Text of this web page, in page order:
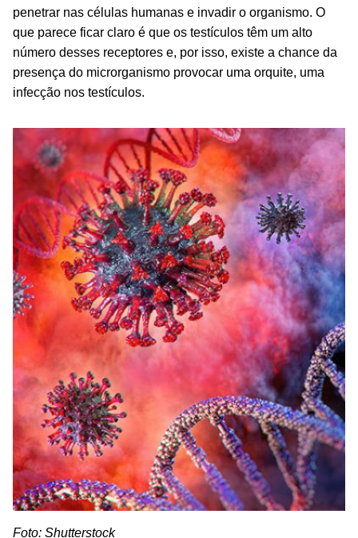
penetrar nas células humanas e invadir o organismo. O
que parece ficar claro é que os testículos têm um alto
número desses receptores e, por isso, existe a chance da
presença do microrganismo provocar uma orquite, uma
infecção nos testículos.
Foto: Shutterstock